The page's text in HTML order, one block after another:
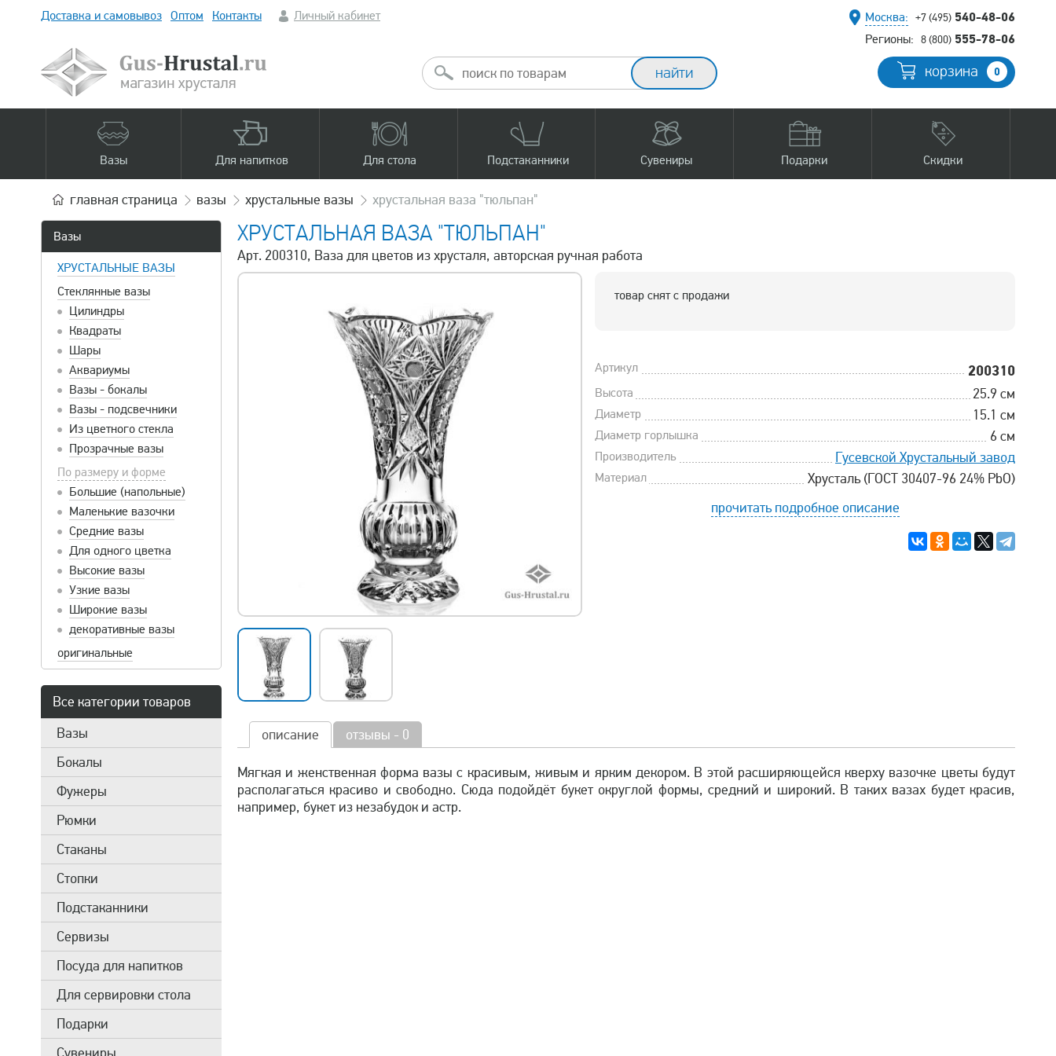
Доставка и самовывоз Оптом Контакты Личный кабинет Москва: +7 (495) 540-48-06
Регионы: 8 (800) 555-78-06
корзина 0
Вазы Для напитков Для стола Подстаканники Сувениры Подарки Скидки
главная страница вазы хрустальные вазы хрустальная ваза "тюльпан"
Вазы
ХРУСТАЛЬНЫЕ ВАЗЫ
Стеклянные вазы
Цилиндры
Квадраты
Шары
Аквариумы
Вазы - бокалы
Вазы - подсвечники
Из цветного стекла
Прозрачные вазы
По размеру и форме
Большие (напольные)
Маленькие вазочки
Средние вазы
Для одного цветка
Высокие вазы
Узкие вазы
Широкие вазы
декоративные вазы
оригинальные
Все категории товаров
Вазы
Бокалы
Фужеры
Рюмки
Стаканы
Стопки
Подстаканники
Сервизы
Посуда для напитков
Для сервировки стола
Подарки
ХРУСТАЛЬНАЯ ВАЗА "ТЮЛЬПАН"
Арт. 200310, Ваза для цветов из хрусталя, авторская ручная работа
товар снят с продажи
Артикул 200310
Высота 25.9 см
Диаметр 15.1 см
Диаметр горлышка 6 см
Производитель Гусевской Хрустальный завод
Материал
Хрусталь (ГОСТ 30407-96 24% PbO)
прочитать подробное описание
описание отзывы - 0
Мягкая и женственная форма вазы с красивым, живым и ярким декором. В этой расширяющейся кверху вазочке цветы будут
располагаться красиво и свободно. Сюда подойдёт букет округлой формы, средний и широкий. В таких вазах будет красив,
например, букет из незабудок и астр.